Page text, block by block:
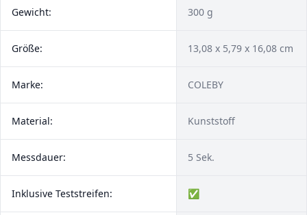
Gewicht: 300 g
Größe: 13,08 x 5,79 x 16,08 cm
Marke: ‎COLEBY
Material: Kunststoff
Messdauer: 5 Sek.
Inklusive Teststreifen: ✅